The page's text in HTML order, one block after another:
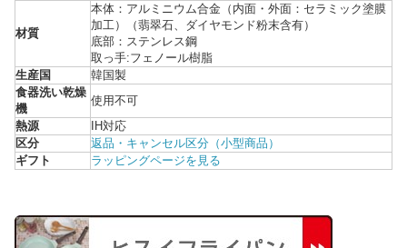
材質
本体：アルミニウム合金（内面・外面：セラミック塗膜
加工）（翡翠石、ダイヤモンド粉末含有）
底部：ステンレス鋼
取っ手:フェノール樹脂
生産国
韓国製
食器洗い乾燥
機
使用不可
熱源
IH対応
区分
返品・キャンセル区分（小型商品）
ギフト
ラッピングページを見る